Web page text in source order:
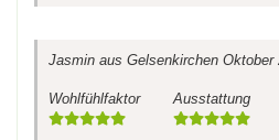
Jasmin aus Gelsenkirchen Oktober
Wohlfühlfaktor Ausstattung